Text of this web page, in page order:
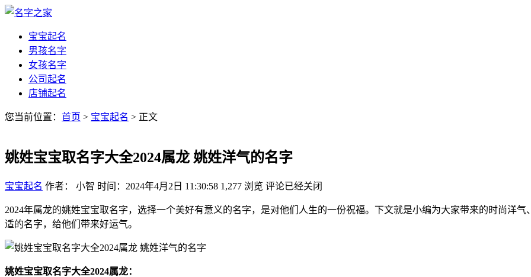
宝宝起名
男孩名字
女孩名字
公司起名
店铺起名
您当前位置： 首页 > 宝宝起名 > 正文
姚姓宝宝取名字大全2024属龙 姚姓洋气的名字
宝宝起名 作者： 小智 时间：2024年4月2日 11:30:58 1,277 浏览 评论已经关闭
2024年属龙的姚姓宝宝取名字，选择一个美好有意义的名字，是对他们人生的一份祝福。下文就是小编为大家带来的时尚洋
适的名字，给他们带来好运气。
姚姓宝宝取名字大全2024属龙：